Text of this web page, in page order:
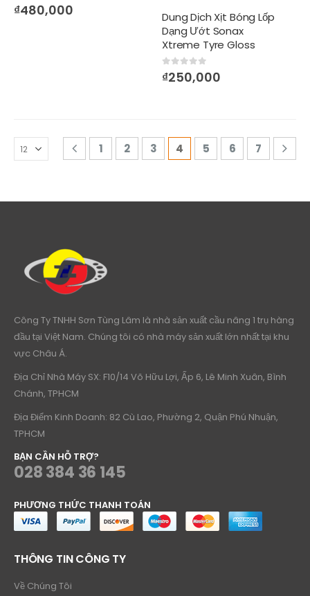
0out of 5
₫480,000
Dung Dịch Xịt Bóng Lốp
Dạng Ướt Sonax
Xtreme Tyre Gloss
Spray
0out of 5
₫250,000
1 2 3 4 5 6 7
Công Ty TNHH Sơn Tùng Lâm là nhà sản xuất cầu nâng 1 trụ hàng
đầu tại Việt Nam. Chúng tôi có nhà máy sản xuất lớn nhất tại khu
vực Châu Á.
Địa Chỉ Nhà Máy SX: F10/14 Võ Hữu Lợi, Ấp 6, Lê Minh Xuân, Bình
Chánh, TPHCM
Địa Điểm Kinh Doanh: 82 Cù Lao, Phường 2, Quận Phú Nhuận,
TPHCM
BẠN CẦN HỖ TRỢ?
028 384 36 145
PHƯƠNG THỨC THANH TOÁN
THÔNG TIN CÔNG TY
Về Chúng Tôi